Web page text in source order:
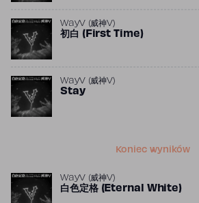
WayV (威神V)
初白 (First Time)
WayV (威神V)
Stay
Koniec wyników
WayV (威神V)
白色定格 (Eternal White)